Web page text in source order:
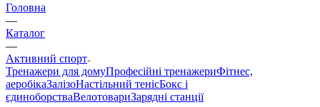
Головна
—
Каталог
—
Активний спорт
Тренажери для домуПрофесійні тренажериФітнес,
аеробікаЗалізоНастільний тенісБокс і
єдиноборстваВелотовариЗарядні станції